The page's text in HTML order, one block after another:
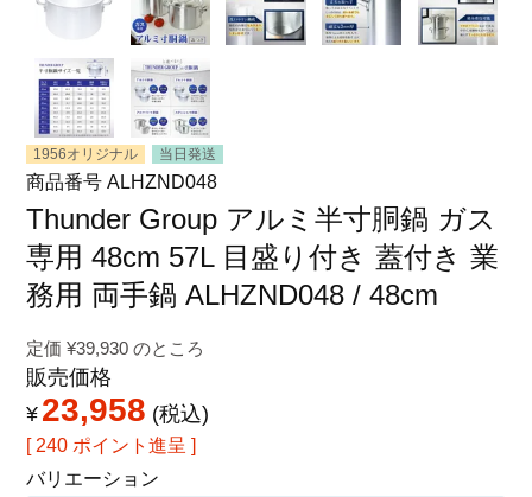
プライバシーポリシー
特定商取引法に関する表示
1956オリジナル 当日発送
商品番号 ALHZND048
Thunder Group アルミ半寸胴鍋 ガス
専用 48cm 57L 目盛り付き 蓋付き 業
務用 両手鍋 ALHZND048 / 48cm
定価 ¥39,930 のところ
販売価格
¥ 23,958 税込
[ 240 ポイント進呈 ]
バリエーション